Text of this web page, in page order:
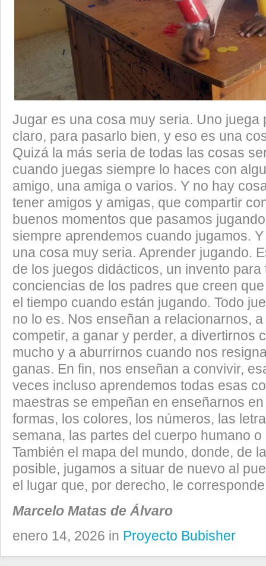
Jugar es una cosa muy seria. Uno juega
claro, para pasarlo bien, y eso es una
Quizá la más seria de todas las cosas
cuando juegas siempre lo haces con
amigo, una amiga o varios. Y no hay
tener amigos y amigas, que compartir
buenos momentos que pasamos
siempre aprendemos cuando jugamos.
una cosa muy seria. Aprender jugando.
de los juegos didácticos, un invento
conciencias de los padres que creen
el tiempo cuando están jugando. Todo
no lo es. Nos enseñan a relacionarnos,
competir, a ganar y perder, a divertirnos
mucho y a aburrirnos cuando nos
ganas. En fin, nos enseñan a convivir,
veces incluso aprendemos todas esas
maestras se empeñan en enseñarnos
formas, los colores, los números, las
semana, las partes del cuerpo humano
También el mapa del mundo, donde, de
posible, jugamos a situar de nuevo al
el lugar que, por derecho, le
Marcelo Matas de Álvaro
enero 14, 2026 in Proyecto Bubisher